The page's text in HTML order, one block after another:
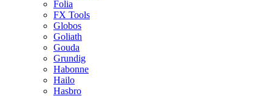
Folia
FX Tools
Globos
Goliath
Gouda
Grundig
Habonne
Hailo
Hasbro